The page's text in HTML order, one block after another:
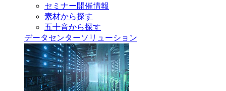
セミナー開催情報
素材から探す
五十音から探す
データセンターソリューション